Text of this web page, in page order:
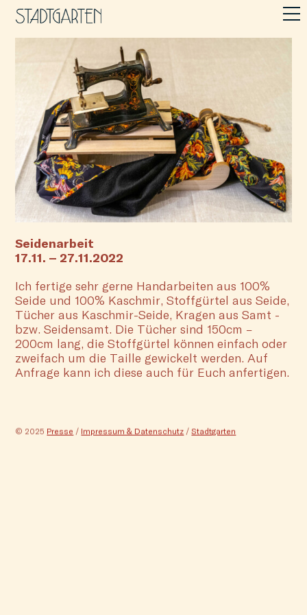
Seidenarbeit
17.11. – 27.11.2022
Ich fertige sehr gerne Handarbeiten aus 100%
Seide und 100% Kaschmir, Stoffgürtel aus Seide,
Tücher aus Kaschmir-Seide, Kragen aus Samt -
bzw. Seidensamt. Die Tücher sind 150cm –
200cm lang, die Stoffgürtel können einfach oder
zweifach um die Taille gewickelt werden. Auf
Anfrage kann ich diese auch für Euch anfertigen.
© 2025 Presse / Impressum & Datenschutz /Stadtgarten